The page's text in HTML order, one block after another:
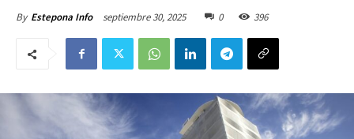
By Estepona Info septiembre 30, 2025 0 396